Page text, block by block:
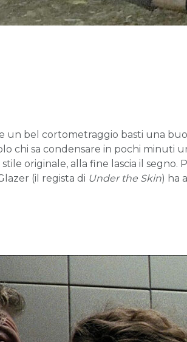
un bel cortometraggio basti una
chi sa condensare in pochi minuti
originale, alla fine lascia il segno.
(il regista di Under the Skin) ha